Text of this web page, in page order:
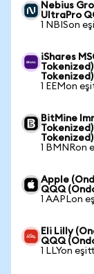
Nebius
UltraPro
1 NBISon
iShares
1 EEMon
BitMine
1 BMNRon
Apple
QQQ
1 AAPLon
Eli Lilly
QQQ
1 LLYon